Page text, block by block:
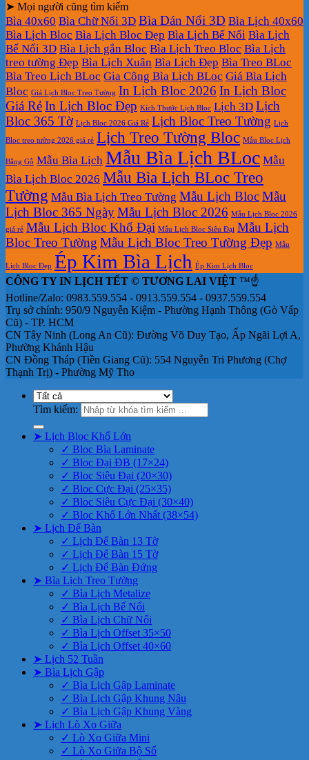
➤ Mọi người cũng tìm kiếm
Bìa 40x60 Bìa Chữ Nổi 3D Bìa Dán Nổi 3D Bìa Lịch 40x60
Bìa Lịch Bloc Bìa Lịch Bloc Đẹp Bìa Lịch Bế Nổi Bìa Lịch
Bế Nổi 3D Bìa Lịch gắn Bloc Bìa Lịch Treo Bloc Bìa Lịch
treo tường Đẹp Bìa Lịch Xuân Bìa Lịch Đẹp Bìa Treo BLoc
Bìa Treo Lịch BLoc Gia Công Bìa Lịch BLoc Giá Bìa Lịch
Bloc Giá Lịch Bloc Treo Tường In Lịch Bloc 2026 In Lịch Bloc
Giá RẻIn Lịch Bloc Đẹp Kích Thước Lịch Bloc Lịch 3D Lịch
Bloc 365 Tờ Lịch Bloc 2026 Giá Rẻ Lịch Bloc Treo Tường Lịch
Bloc treo tường 2026 giá rẻ Lịch Treo Tường Bloc Mẫu Bloc Lịch
Bằng Gỗ Mẫu Bìa Lịch Mẫu Bìa Lịch BLoc Mẫu
Bìa Lịch Bloc 2026 Mẫu Bìa Lịch BLoc Treo
Tường Mẫu Bìa Lịch Treo Tường Mẫu Lịch BlocMẫu
Lịch Bloc 365 NgàyMẫu Lịch Bloc 2026 Mẫu Lịch Bloc 2026
giá rẻ Mẫu Lịch Bloc Khổ Đại Mẫu Lịch Bloc Siêu Đại Mẫu Lịch
Bloc Treo Tường Mẫu Lịch Bloc Treo Tường Đẹp Mẫu
Lịch Bloc Đẹp Ép Kim Bìa Lịch Ép Kim Lịch Bloc
CÔNG TY IN LỊCH TẾT © TƯƠNG LAI VIỆT ™☝️
Hotline/Zalo: 0983.559.554 - 0913.559.554 - 0937.559.554
Trụ sở chính: 950/9 Nguyễn Kiệm - Phường Hạnh Thông (Gò Vấp
Cũ) - TP. HCM
CN Tây Ninh (Long An Cũ): Đường Võ Duy Tạo, Ấp Ngãi Lợi A,
Phường Khánh Hậu
CN Đồng Tháp (Tiền Giang Cũ): 554 Nguyễn Tri Phương (Chợ
Thạnh Trị) - Phường Mỹ Tho
Tìm kiếm:
➤ Lịch Bloc Khổ Lớn
✓ Bloc Bìa Laminate
✓ Bloc Đại ĐB (17×24)
✓ Bloc Siêu Đại (20×30)
✓ Bloc Cực Đại (25×35)
✓ Bloc Siêu Cực Đại (30×40)
✓ Bloc Khổ Lớn Nhất (38×54)
➤ Lịch Để Bàn
✓ Lịch Để Bàn 13 Tờ
✓ Lịch Để Bàn 15 Tờ
✓ Lịch Để Bàn Đứng
➤ Bìa Lịch Treo Tường
✓ Bìa Lịch Metalize
✓ Bìa Lịch Bế Nổi
✓ Bìa Lịch Chữ Nổi
✓ Bìa Lịch Offset 35×50
✓ Bìa Lịch Offset 40×60
➤ Lịch 52 Tuần
➤ Bìa Lịch Gập
✓ Bìa Lịch Gập Laminate
✓ Bìa Lịch Gập Khung Nâu
✓ Bìa Lịch Gập Khung Vàng
➤ Lịch Lò Xo Giữa
✓ Lò Xo Giữa Mini
✓ Lò Xo Giữa Bộ Số